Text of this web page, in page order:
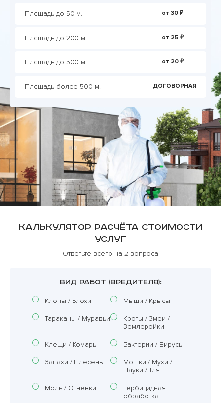
Площадь до 50 м. от 30 ₽
Площадь до 200 м. от 25 ₽
Площадь до 500 м. от 20 ₽
Площадь более 500 м. ДОГОВОРНАЯ
Калькулятор расчёта стоимости
услуг
Ответьте всего на 2 вопроса
ВИД РАБОТ (ВРЕДИТЕЛЯ):
Клопы / Блохи Мыши / Крысы
Тараканы / Муравьи
Кроты / Змеи /
Землеройки
Клещи / Комары Бактерии / Вирусы
Запахи / Плесень
Мошки / Мухи /
Пауки / Тля
Моль / Огневки
Гербицидная
обработка